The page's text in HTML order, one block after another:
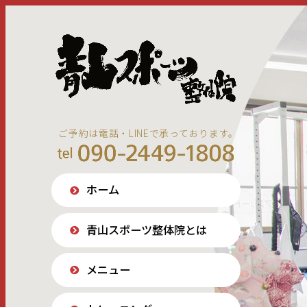
ご予約は電話・LINEで承っております。
ホーム
青山スポーツ整体院とは
メニュー